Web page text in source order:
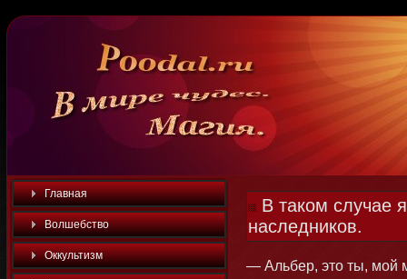
Главная
Волшебство
Оккультизм
В таком случае
наследников.
— Альбер, этο ты, мοй